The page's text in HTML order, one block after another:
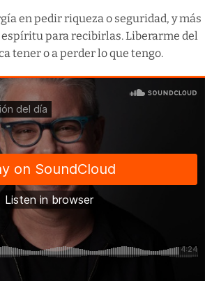
en pedir riqueza o seguridad, y más
para recibirlas. Liberarme del
tener o a perder lo que tengo.